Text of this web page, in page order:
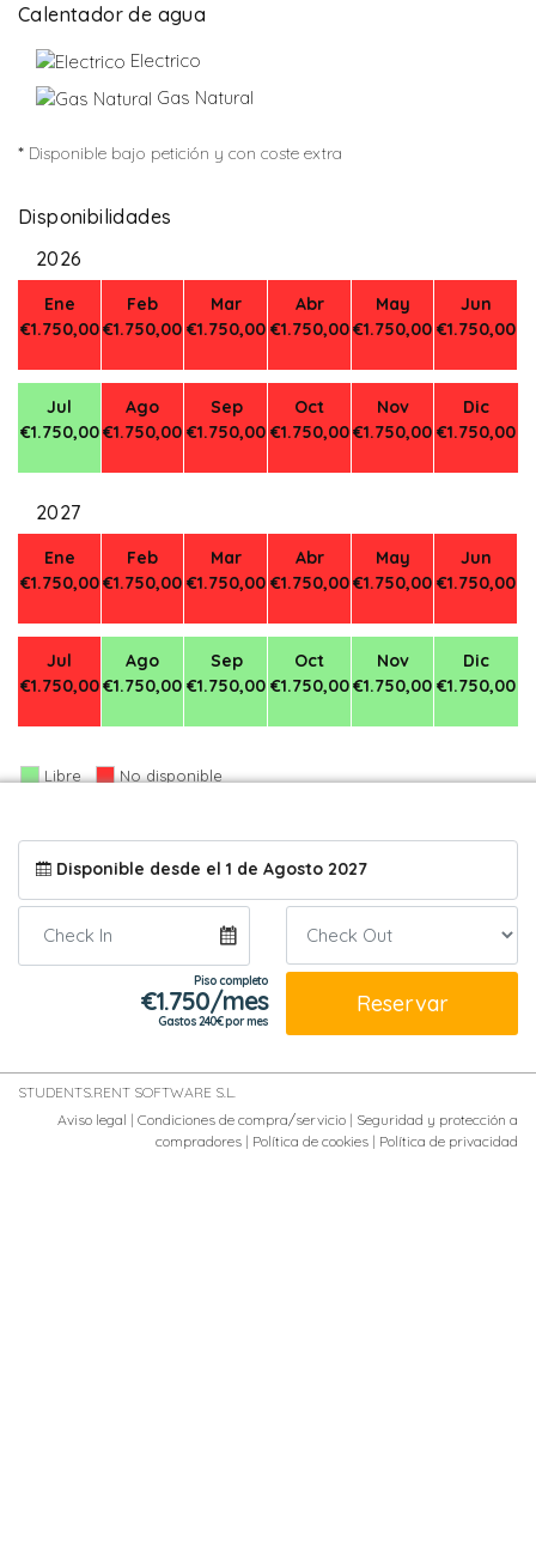
Calentador de agua
Electrico
Gas Natural
* Disponible bajo petición y con coste extra
Disponibilidades
2026
Ene
€1.750,00
Feb
€1.750,00
Mar
€1.750,00
Abr
€1.750,00
May
€1.750,00
Jun
€1.750,00
Jul
€1.750,00
Ago
€1.750,00
Sep
€1.750,00
Oct
€1.750,00
Nov
€1.750,00
Dic
€1.750,00
2027
Ene
€1.750,00
Feb
€1.750,00
Mar
€1.750,00
Abr
€1.750,00
May
€1.750,00
Jun
€1.750,00
Jul
€1.750,00
Ago
€1.750,00
Sep
€1.750,00
Oct
€1.750,00
Nov
€1.750,00
Dic
€1.750,00
Libre No disponible
Fotos del piso
Fotos del baño B1
Disponible desde el 1 de Agosto 2027
Piso completo
€1.750/mes
Gastos 240€ por mes
Reservar
STUDENTS.RENT SOFTWARE S.L.
Aviso legal | Condiciones de compra/servicio | Seguridad y protección a
compradores | Política de cookies | Política de privacidad